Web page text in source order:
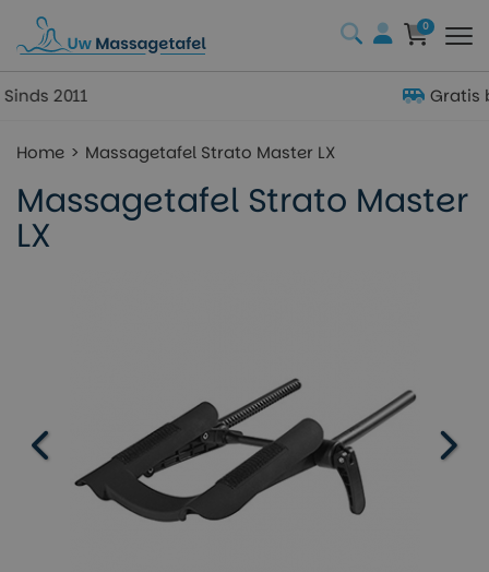
0
Home Massagetafel Strato Master LX
Massagetafel Strato Master
LX